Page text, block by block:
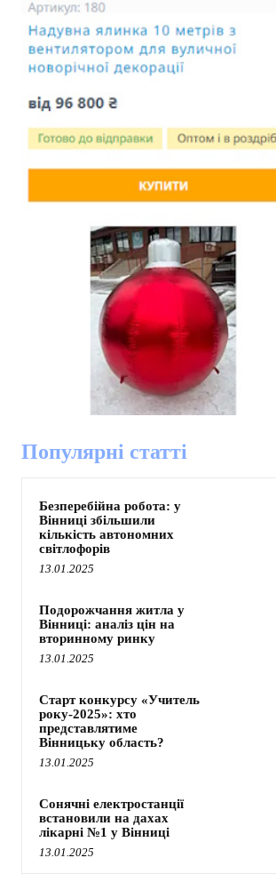
Популярні статті
Безперебійна робота: у
Вінниці збільшили
кількість автономних
світлофорів
13.01.2025
Подорожчання житла у
Вінниці: аналіз цін на
вторинному ринку
13.01.2025
Старт конкурсу «Учитель
року-2025»: хто
представлятиме
Вінницьку область?
13.01.2025
Сонячні електростанції
встановили на дахах
лікарні №1 у Вінниці
13.01.2025